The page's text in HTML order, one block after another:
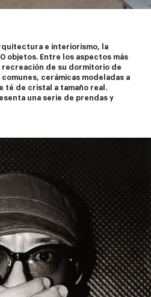
e interiorismo, la
objetos. Entre los aspectos más
recreación de su dormitorio de
cerámicas modeladas a
té de cristal a tamaño real.
una serie de prendas y